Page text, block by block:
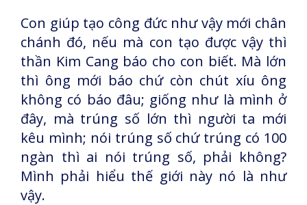
Con giúp tạo công đức như vậy mới chân
chánh đó, nếu mà con tạo được vậy thì
thần Kim Cang báo cho con biết. Mà lớn
thì ông mới báo chứ còn chút xíu ông
không có báo đâu; giống như là mình ở
đây, mà trúng số lớn thì người ta mới
kêu mình; nói trúng số chứ trúng có 100
ngàn thì ai nói trúng số, phải không?
Mình phải hiểu thế giới này nó là như
vậy.